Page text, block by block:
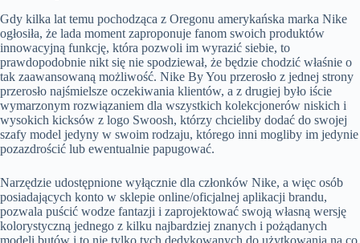
Gdy kilka lat temu pochodząca z Oregonu amerykańska marka Nike
ogłosiła, że lada moment zaproponuje fanom swoich produktów
innowacyjną funkcję, która pozwoli im wyrazić siebie, to
prawdopodobnie nikt się nie spodziewał, że będzie chodzić właśnie o
tak zaawansowaną możliwość. Nike By You przerosło z jednej strony
przerosło najśmielsze oczekiwania klientów, a z drugiej było iście
wymarzonym rozwiązaniem dla wszystkich kolekcjonerów niskich i
wysokich kicksów z logo Swoosh, którzy chcieliby dodać do swojej
szafy model jedyny w swoim rodzaju, którego inni mogliby im jedynie
pozazdrościć lub ewentualnie papugować.
Narzędzie udostępnione wyłącznie dla członków Nike, a więc osób
posiadających konto w sklepie online/oficjalnej aplikacji brandu,
pozwala puścić wodze fantazji i zaprojektować swoją własną wersję
kolorystyczną jednego z kilku najbardziej znanych i pożądanych
modeli butów i to nie tylko tych dedykowanych do użytkowania na co